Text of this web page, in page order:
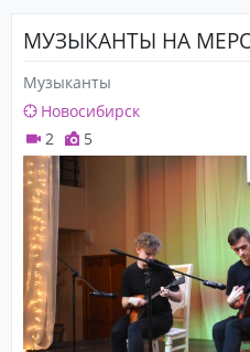
МУЗЫКАНТЫ НА
Музыканты
Новосибирск
2
5